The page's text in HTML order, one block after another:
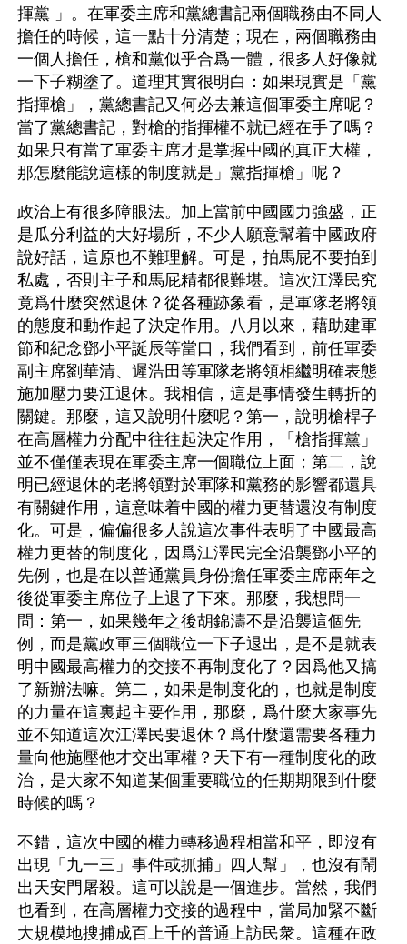
揮黨 」。在軍委主席和黨總書記兩個職務由不同人
擔任的時候，這一點十分清楚；現在，兩個職務由
一個人擔任，槍和黨似乎合爲一體，很多人好像就
一下子糊塗了。道理其實很明白：如果現實是「黨
指揮槍」，黨總書記又何必去兼這個軍委主席呢？
當了黨總書記，對槍的指揮權不就已經在手了嗎？
如果只有當了軍委主席才是掌握中國的真正大權，
那怎麼能說這樣的制度就是」黨指揮槍」呢？
政治上有很多障眼法。加上當前中國國力強盛，正
是瓜分利益的大好場所，不少人願意幫着中國政府
說好話，這原也不難理解。可是，拍馬屁不要拍到
私處，否則主子和馬屁精都很難堪。這次江澤民究
竟爲什麼突然退休？從各種跡象看，是軍隊老將領
的態度和動作起了決定作用。八月以來，藉助建軍
節和紀念鄧小平誕辰等當口，我們看到，前任軍委
副主席劉華清、遲浩田等軍隊老將領相繼明確表態
施加壓力要江退休。我相信，這是事情發生轉折的
關鍵。那麼，這又說明什麼呢？第一，說明槍桿子
在高層權力分配中往往起決定作用，「槍指揮黨」
並不僅僅表現在軍委主席一個職位上面；第二，說
明已經退休的老將領對於軍隊和黨務的影響都還具
有關鍵作用，這意味着中國的權力更替還沒有制度
化。可是，偏偏很多人說這次事件表明了中國最高
權力更替的制度化，因爲江澤民完全沿襲鄧小平的
先例，也是在以普通黨員身份擔任軍委主席兩年之
後從軍委主席位子上退了下來。那麼，我想問一
問：第一，如果幾年之後胡錦濤不是沿襲這個先
例，而是黨政軍三個職位一下子退出，是不是就表
明中國最高權力的交接不再制度化了？因爲他又搞
了新辦法嘛。第二，如果是制度化的，也就是制度
的力量在這裏起主要作用，那麼，爲什麼大家事先
並不知道這次江澤民要退休？爲什麼還需要各種力
量向他施壓他才交出軍權？天下有一種制度化的政
治，是大家不知道某個重要職位的任期期限到什麼
時候的嗎？
不錯，這次中國的權力轉移過程相當和平，即沒有
出現「九一三」事件或抓捕」四人幫」，也沒有鬧
出天安門屠殺。這可以說是一個進步。當然，我們
也看到，在高層權力交接的過程中，當局加緊不斷
大規模地搜捕成百上千的普通上訪民衆。這種在政